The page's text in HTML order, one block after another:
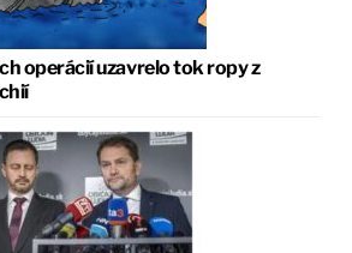
operácií uzavrelo tok ropy z